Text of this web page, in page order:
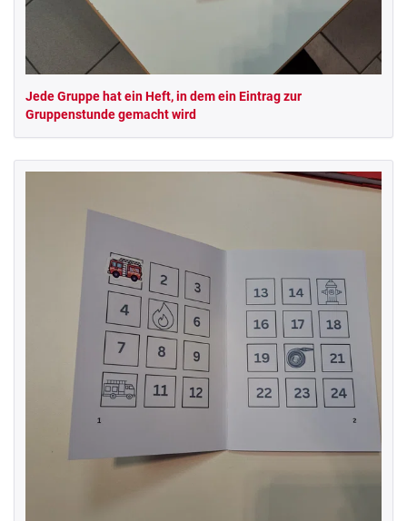
Jede Gruppe hat ein Heft, in dem ein Eintrag zur
Gruppenstunde gemacht wird